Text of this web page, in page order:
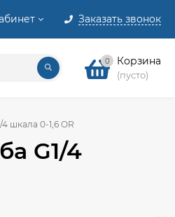
Заказать звонок
0 Корзина
(пусто)
шкала 0-1,6 OR
G1/4